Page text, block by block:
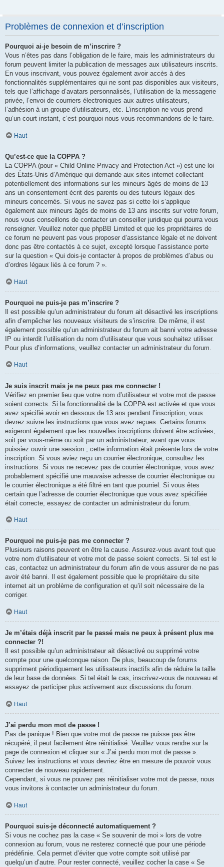
Problèmes de connexion et d’inscription
Pourquoi ai-je besoin de m’inscrire ?
Vous n’êtes pas dans l’obligation de le faire, mais les administrateurs du
forum peuvent limiter la publication de messages aux utilisateurs inscrits.
En vous inscrivant, vous pouvez également avoir accès à des
fonctionnalités supplémentaires qui ne sont pas disponibles aux visiteurs,
tels que l’affichage d’avatars personnalisés, l’utilisation de la messagerie
privée, l’envoi de courriers électroniques aux autres utilisateurs,
l’adhésion à un groupe d’utilisateurs, etc. L’inscription ne vous prend
qu’un court instant, c’est pourquoi nous vous recommandons de le faire.
Haut
Qu’est-ce que la COPPA ?
La COPPA (pour « Child Online Privacy and Protection Act ») est une loi
des États-Unis d’Amérique qui demande aux sites internet collectant
potentiellement des informations sur les mineurs âgés de moins de 13
ans un consentement écrit des parents ou des tuteurs légaux des
mineurs concernés. Si vous ne savez pas si cette loi s’applique
également aux mineurs âgés de moins de 13 ans inscrits sur votre forum,
nous vous conseillons de contacter un conseiller juridique qui pourra vous
renseigner. Veuillez noter que phpBB Limited et que les propriétaires de
ce forum ne peuvent pas vous proposer d’assistance légale et ne doivent
donc pas être contactés à ce sujet, excepté lorsque l’assistance porte
sur la question « Qui dois-je contacter à propos de problèmes d’abus ou
d’ordres légaux liés à ce forum ? ».
Haut
Pourquoi ne puis-je pas m’inscrire ?
Il est possible qu’un administrateur du forum ait désactivé les inscriptions
afin d’empêcher les nouveaux visiteurs de s’inscrire. De même, il est
également possible qu’un administrateur du forum ait banni votre adresse
IP ou interdit l’utilisation du nom d’utilisateur que vous souhaitez utiliser.
Pour plus d’informations, veuillez contacter un administrateur du forum.
Haut
Je suis inscrit mais je ne peux pas me connecter !
Vérifiez en premier lieu que votre nom d’utilisateur et votre mot de passe
soient corrects. Si la fonctionnalité de la COPPA est activée et que vous
avez spécifié avoir en dessous de 13 ans pendant l’inscription, vous
devrez suivre les instructions que vous avez reçues. Certains forums
exigeront également que les nouvelles inscriptions doivent être activées,
soit par vous-même ou soit par un administrateur, avant que vous
puissiez ouvrir une session ; cette information était présente lors de votre
inscription. Si vous aviez reçu un courrier électronique, consultez les
instructions. Si vous ne recevez pas de courrier électronique, vous avez
probablement spécifié une mauvaise adresse de courrier électronique ou
le courrier électronique a été filtré en tant que pourriel. Si vous êtes
certain que l’adresse de courrier électronique que vous avez spécifiée
était correcte, essayez de contacter un administrateur du forum.
Haut
Pourquoi ne puis-je pas me connecter ?
Plusieurs raisons peuvent en être la cause. Assurez-vous avant tout que
votre nom d’utilisateur et votre mot de passe soient corrects. Si tel est le
cas, contactez un administrateur du forum afin de vous assurer de ne pas
avoir été banni. Il est également possible que le propriétaire du site
internet ait un problème de configuration et qu’il soit nécessaire de la
corriger.
Haut
Je m’étais déjà inscrit par le passé mais ne peux à présent plus me
connecter ?!
Il est possible qu’un administrateur ait désactivé ou supprimé votre
compte pour une quelconque raison. De plus, beaucoup de forums
suppriment périodiquement les utilisateurs inactifs afin de réduire la taille
de leur base de données. Si tel était le cas, inscrivez-vous de nouveau et
essayez de participer plus activement aux discussions du forum.
Haut
J’ai perdu mon mot de passe !
Pas de panique ! Bien que votre mot de passe ne puisse pas être
récupéré, il peut facilement être réinitialisé. Veuillez vous rendre sur la
page de connexion et cliquer sur « J’ai perdu mon mot de passe ».
Suivez les instructions et vous devriez être en mesure de pouvoir vous
connecter de nouveau rapidement.
Cependant, si vous ne pouvez pas réinitialiser votre mot de passe, nous
vous invitons à contacter un administrateur du forum.
Haut
Pourquoi suis-je déconnecté automatiquement ?
Si vous ne cochez pas la case « Se souvenir de moi » lors de votre
connexion au forum, vous ne resterez connecté que pour une période
prédéfinie. Cela permet d’éviter que votre compte soit utilisé par
quelqu’un d’autre. Pour rester connecté, veuillez cocher la case « Se